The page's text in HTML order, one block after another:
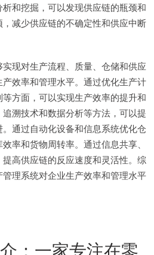
和挖掘，可以发现供应链的瓶颈和
减少供应链的不确定性和供应中断
现对生产流程、质量、仓储和供应
效率和管理水平。通过优化生产计
方面，可以实现生产效率的提升和
溯技术和数据分析等方法，可以提
通过自动化设备和信息系统优化仓
率和货物周转率。通过信息共享、
高供应链的反应速度和灵活性。综
管理系统对企业生产效率和管理水平
：一家专注在零